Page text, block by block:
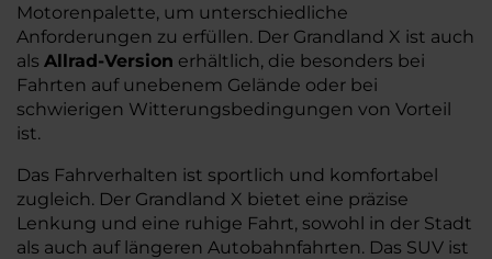
Motorenpalette, um unterschiedliche
Anforderungen zu erfüllen. Der Grandland X ist auch
als Allrad-Version erhältlich, die besonders bei
Fahrten auf unebenem Gelände oder bei
schwierigen Witterungsbedingungen von Vorteil
ist.
Das Fahrverhalten ist sportlich und komfortabel
zugleich. Der Grandland X bietet eine präzise
Lenkung und eine ruhige Fahrt, sowohl in der Stadt
als auch auf längeren Autobahnfahrten. Das SUV ist